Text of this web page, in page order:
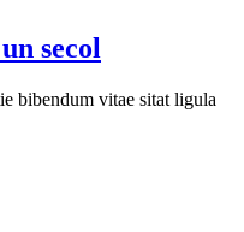
secol
bibendum vitae sitat ligula